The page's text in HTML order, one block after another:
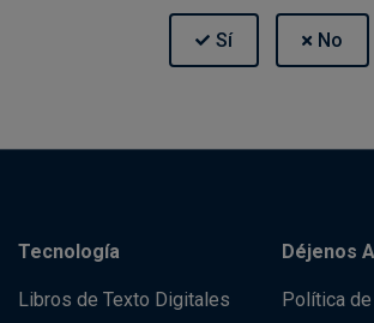
Tecnología
Libros de Texto Digitales
Déjenos
Política